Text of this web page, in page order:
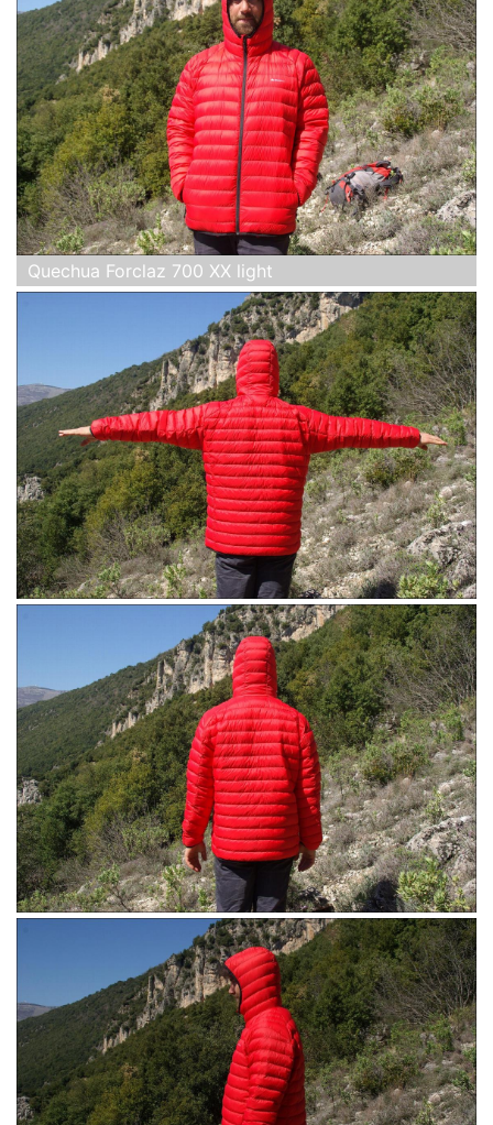
Quechua Forclaz 700 XX light